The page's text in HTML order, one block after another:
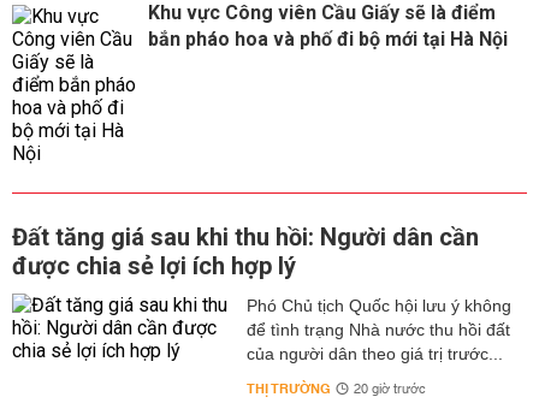
Khu vực Công viên Cầu Giấy sẽ là điểm
bắn pháo hoa và phố đi bộ mới tại Hà Nội
Đất tăng giá sau khi thu hồi: Người dân cần
được chia sẻ lợi ích hợp lý
Phó Chủ tịch Quốc hội lưu ý không
để tình trạng Nhà nước thu hồi đất
của người dân theo giá trị trước...
THỊ TRƯỜNG 20 giờ trước